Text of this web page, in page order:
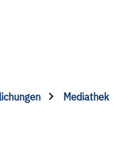
Mediathek